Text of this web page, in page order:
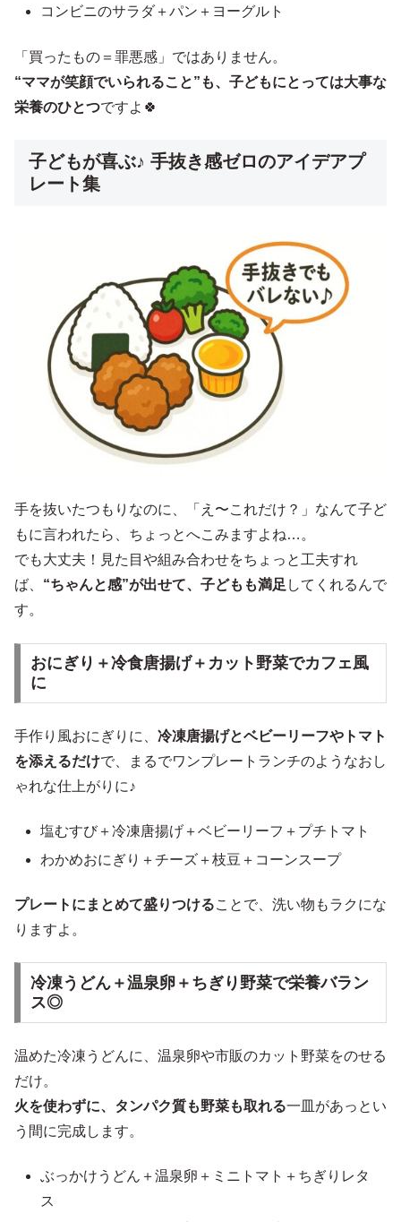
コンビニのサラダ＋パン＋ヨーグルト
「買ったもの＝罪悪感」ではありません。
“ママが笑顔でいられること”も、子どもにとっては大事な
栄養のひとつですよ🍀
子どもが喜ぶ♪ 手抜き感ゼロのアイデアプ
レート集
手を抜いたつもりなのに、「え〜これだけ？」なんて子ど
もに言われたら、ちょっとへこみますよね…。
でも大丈夫！見た目や組み合わせをちょっと工夫すれ
ば、 “ちゃんと感”が出せて、子どもも満足 してくれるんで
す。
おにぎり＋冷食唐揚げ＋カット野菜でカフェ風
に
手作り風おにぎりに、 冷凍唐揚げとベビーリーフやトマト
を添えるだけで、まるでワンプレートランチのようなおし
ゃれな仕上がりに♪
塩むすび＋冷凍唐揚げ＋ベビーリーフ＋プチトマト
わかめおにぎり＋チーズ＋枝豆＋コーンスープ
プレートにまとめて盛りつけることで、洗い物もラクにな
りますよ。
冷凍うどん＋温泉卵＋ちぎり野菜で栄養バラン
ス◎
温めた冷凍うどんに、温泉卵や市販のカット野菜をのせる
だけ。
火を使わずに、タンパク質も野菜も取れる一皿があっとい
う間に完成します。
ぶっかけうどん＋温泉卵＋ミニトマト＋ちぎりレタ
ス